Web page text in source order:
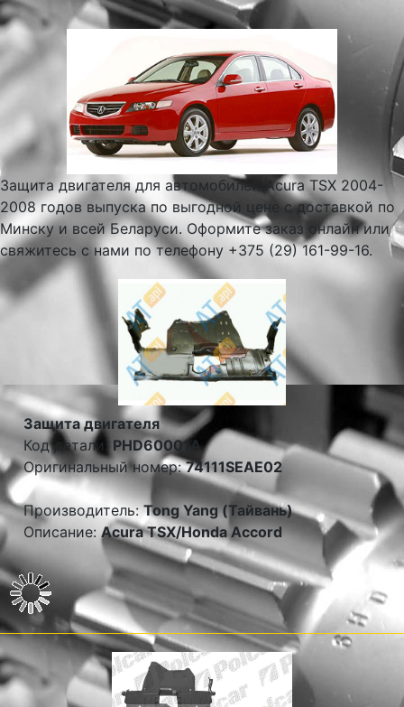
Защита двигателя для автомобилей Acura TSX 2004-
2008 годов выпуска по выгодной цене с доставкой по
Минску и всей Беларуси. Оформите заказ онлайн или
свяжитесь с нами по телефону +375 (29) 161-99-16.
Защита двигателя
Код детали: PHD60001A
Оригинальный номер:74111SEAE02
Производитель:Tong Yang (Тайвань)
Описание: Acura TSX/Honda Accord